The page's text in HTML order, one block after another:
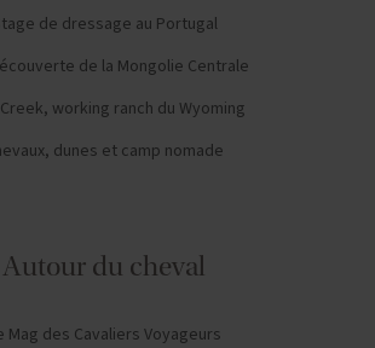
de dressage au Portugal
de la Mongolie Centrale
working ranch du Wyoming
dunes et camp nomade
Autour du cheval
Mag des Cavaliers Voyageurs